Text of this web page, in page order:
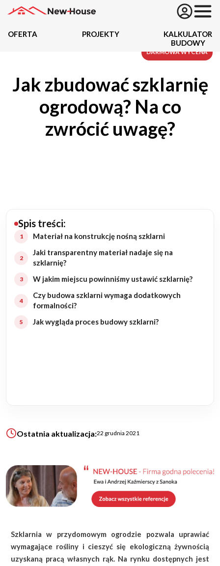
Oferta
Budowa domu
Rezydencje
Ogrody
KALKULATOR BUDOWY
BLOG
O NAS
KONAKT
ZAPISZ SIĘ
OFERTA PROJEKTY
KALKULATOR
BUDOWY
Jak zbudować szklarnię
ogrodową? Na co
zwrócić uwagę?
Spis treści:
Materiał na konstrukcję nośną szklarni
Jaki transparentny materiał nadaje się na
szklarnię?
W jakim miejscu powinniśmy ustawić szklarnię?
Czy budowa szklarni wymaga dodatkowych
formalności?
Jak wygląda proces budowy szklarni?
Ostatnia aktualizacja:22 grudnia 2021
Szklarnia w przydomowym ogrodzie pozwala uprawiać
wymagające rośliny i cieszyć się ekologiczną żywnością
uzyskaną pracą własnych rąk. Na rynku dostępnych jest
DARMOWA WYCENA